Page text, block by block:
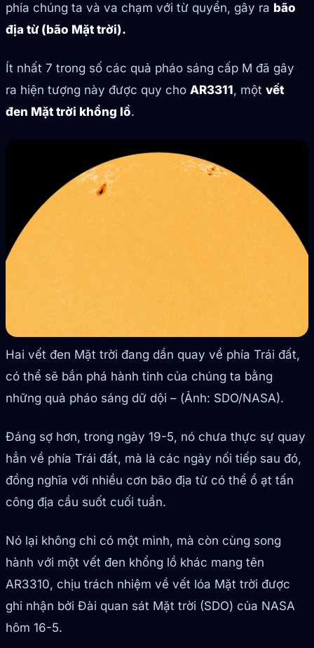
phía chúng ta và va chạm với từ quyển, gây ra bão
địa từ (bão Mặt trời).
Ít nhất 7 trong số các quả pháo sáng cấp M đã gây
ra hiện tượng này được quy cho AR3311, một vết
đen Mặt trời khổng lồ.
Hai vết đen Mặt trời đang dần quay về phía Trái đất,
có thể sẽ bắn phá hành tinh của chúng ta bằng
những quả pháo sáng dữ dội – (Ảnh: SDO/NASA).
Đáng sợ hơn, trong ngày 19-5, nó chưa thực sự quay
hẳn về phía Trái đất, mà là các ngày nối tiếp sau đó,
đồng nghĩa với nhiều cơn bão địa từ có thể ồ ạt tấn
công địa cầu suốt cuối tuần.
Nó lại không chỉ có một mình, mà còn cùng song
hành với một vết đen khổng lồ khác mang tên
AR3310, chịu trách nhiệm về vết lóa Mặt trời được
ghi nhận bởi Đài quan sát Mặt trời (SDO) của NASA
hôm 16-5.